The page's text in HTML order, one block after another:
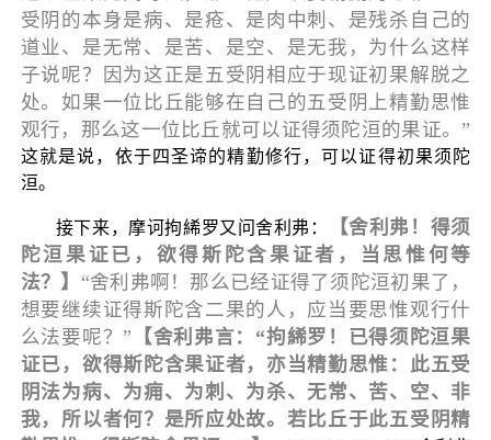
受阴的本身是病、是疮、是肉中刺、是残杀自己的
道业、是无常、是苦、是空、是无我，为什么这样
子说呢？因为这正是五受阴相应于现证初果解脱之
处。如果一位比丘能够在自己的五受阴上精勤思惟
观行，那么这一位比丘就可以证得须陀洹的果证。”
这就是说，依于四圣谛的精勤修行，可以证得初果须陀
洹。
接下来，摩诃拘絺罗又问舍利弗：
【舍利弗！得须
陀洹果证已，欲得斯陀含果证者，当思惟何等
法？】 “舍利弗啊！那么已经证得了须陀洹初果了，
想要继续证得斯陀含二果的人，应当要思惟观行什
么法要呢？” 【舍利弗言：“拘絺罗！已得须陀洹果
证已，欲得斯陀含果证者，亦当精勤思惟：此五受
阴法为病、为痈、为刺、为杀、无常、苦、空、非
我，所以者何？是所应处故。若比丘于此五受阴精